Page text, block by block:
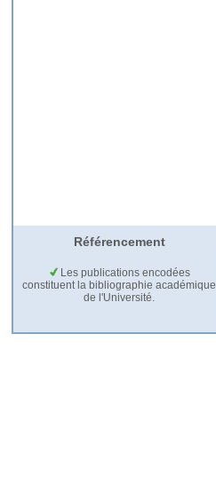
Référencement
Les publications encodées
constituent la bibliographie académique
de l'Université.